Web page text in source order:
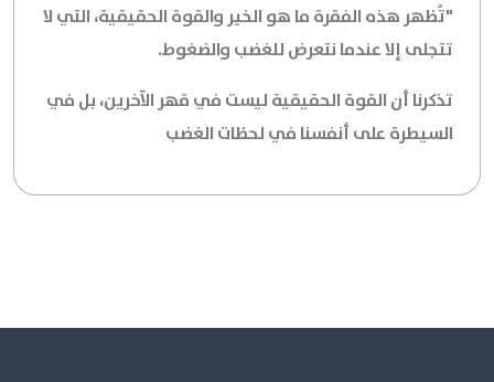
"تُظهر هذه الفقرة ما هو الخير والقوة الحقيقية، التي لا
تتجلى إلا عندما نتعرض للغضب والضغوط.
تذكرنا أن القوة الحقيقية ليست في قهر الآخرين، بل في
السيطرة على أنفسنا في لحظات الغضب